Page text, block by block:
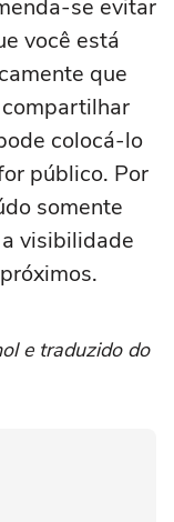
se evitar
você está
que
colocá-lo
público. Por
somente
visibilidade
e traduzido do